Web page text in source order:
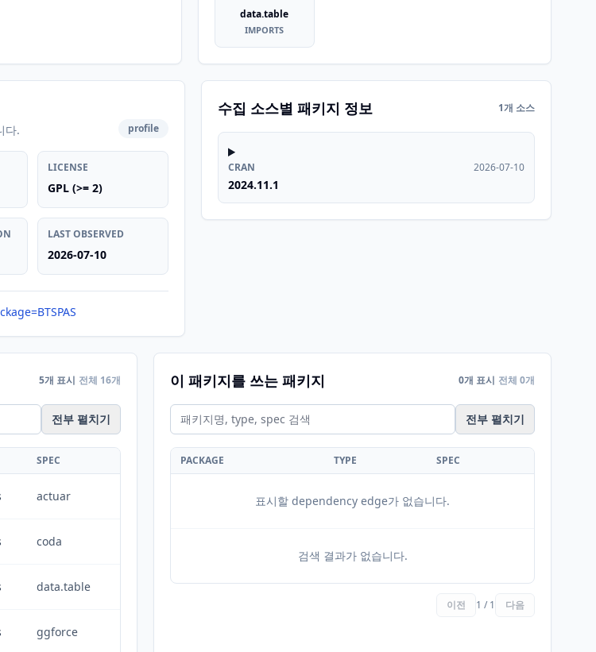
data.table
IMPORTS
다. profile
LICENSE
GPL (>= 2)
LAST OBSERVED
2026-07-10
수집 소스별 패키지 정보 1개 소스
CRAN
2024.11.1
2026-07-10
5개 표시 전체 16개
전부 펼치기
SPEC
actuar
coda
data.table
ggforce
이 패키지를 쓰는 패키지 0개 표시 전체 0개
전부 펼치기
PACKAGE TYPE SPEC
표시할 dependency edge가 없습니다.
검색 결과가 없습니다.
이전 1 / 1 다음